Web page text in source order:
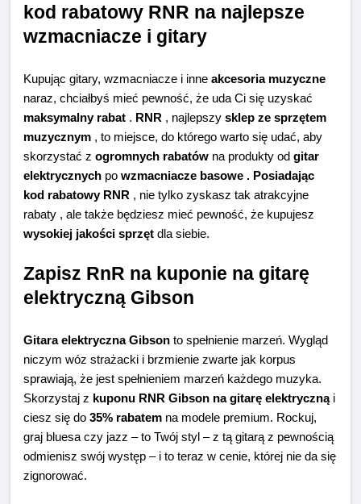
kod rabatowy RNR na najlepsze
wzmacniacze i gitary
Kupując gitary, wzmacniacze i inne akcesoria muzyczne
naraz, chciałbyś mieć pewność, że uda Ci się uzyskać
maksymalny rabat . RNR , najlepszy sklep ze sprzętem
muzycznym , to miejsce, do którego warto się udać, aby
skorzystać z ogromnych rabatów na produkty od gitar
elektrycznych po wzmacniacze basowe . Posiadając
kod rabatowy RNR , nie tylko zyskasz tak atrakcyjne
rabaty , ale także będziesz mieć pewność, że kupujesz
wysokiej jakości sprzęt dla siebie.
Zapisz RnR na kuponie na gitarę
elektryczną Gibson
Gitara elektryczna Gibson to spełnienie marzeń. Wygląd
niczym wóz strażacki i brzmienie zwarte jak korpus
sprawiają, że jest spełnieniem marzeń każdego muzyka.
Skorzystaj z kuponu RNR Gibson na gitarę elektrycznąi
ciesz się do 35% rabatem na modele premium. Rockuj,
graj bluesa czy jazz – to Twój styl – z tą gitarą z pewnością
odmienisz swój występ – i to teraz w cenie, której nie da się
zignorować.